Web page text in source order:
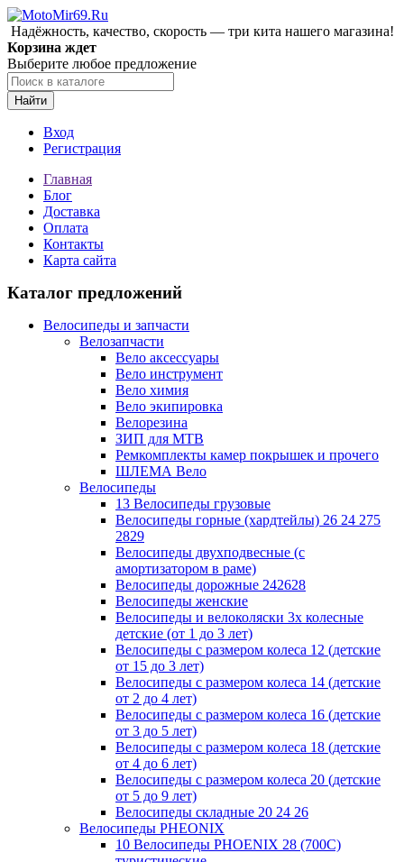
Надёжность, качество, скорость — три кита нашего магазина!
Корзина ждет
Выберите любое предложение
Найти
Вход
Регистрация
Главная
Блог
Доставка
Оплата
Контакты
Карта сайта
Каталог предложений
Велосипеды и запчасти
Велозапчасти
Вело аксессуары
Вело инструмент
Вело химия
Вело экипировка
Велорезина
ЗИП для MTB
Ремкомплекты камер покрышек и прочего
ШЛЕМА Вело
Велосипеды
13 Велосипеды грузовые
Велосипеды горные (хардтейлы) 26 24 275
2829
Велосипеды двухподвесные (с
амортизатором в раме)
Велосипеды дорожные 242628
Велосипеды женские
Велосипеды и велоколяски 3х колесные
детские (от 1 до 3 лет)
Велосипеды с размером колеса 12 (детские
от 15 до 3 лет)
Велосипеды с размером колеса 14 (детские
от 2 до 4 лет)
Велосипеды с размером колеса 16 (детские
от 3 до 5 лет)
Велосипеды с размером колеса 18 (детские
от 4 до 6 лет)
Велосипеды с размером колеса 20 (детские
от 5 до 9 лет)
Велосипеды складные 20 24 26
Велосипеды PHEONIX
10 Велосипеды PHOENIX 28 (700С)